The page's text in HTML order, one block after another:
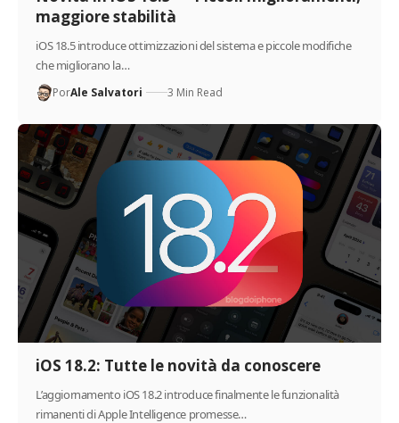
maggiore stabilità
iOS 18.5 introduce ottimizzazioni del sistema e piccole modifiche
che migliorano la…
PorAle Salvatori 3 Min Read
iOS 18.2: Tutte le novità da conoscere
L’aggiornamento iOS 18.2 introduce finalmente le funzionalità
rimanenti di Apple Intelligence promesse…